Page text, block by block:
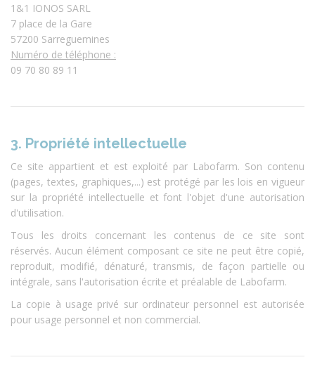
1&1 IONOS SARL
7 place de la Gare
57200 Sarreguemines
Numéro de téléphone :
09 70 80 89 11
3. Propriété intellectuelle
Ce site appartient et est exploité par Labofarm. Son contenu
(pages, textes, graphiques,...) est protégé par les lois en vigueur
sur la propriété intellectuelle et font l'objet d'une autorisation
d'utilisation.
Tous les droits concernant les contenus de ce site sont
réservés. Aucun élément composant ce site ne peut être copié,
reproduit, modifié, dénaturé, transmis, de façon partielle ou
intégrale, sans l'autorisation écrite et préalable de Labofarm.
La copie à usage privé sur ordinateur personnel est autorisée
pour usage personnel et non commercial.